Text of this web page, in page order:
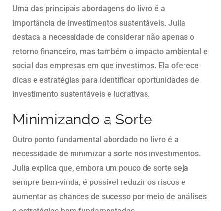
Uma das principais abordagens do livro é a
importância de investimentos sustentáveis. Julia
destaca a necessidade de considerar não apenas o
retorno financeiro, mas também o impacto ambiental e
social das empresas em que investimos. Ela oferece
dicas e estratégias para identificar oportunidades de
investimento sustentáveis e lucrativas.
Minimizando a Sorte
Outro ponto fundamental abordado no livro é a
necessidade de minimizar a sorte nos investimentos.
Julia explica que, embora um pouco de sorte seja
sempre bem-vinda, é possível reduzir os riscos e
aumentar as chances de sucesso por meio de análises